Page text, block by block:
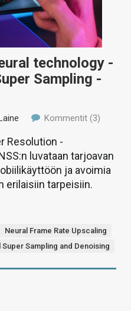
technology -
Sampling -
Kommentit (3)
Resolution -
luvataan tarjoavan
ja avoimia
erilaisiin tarpeisiin.
Neural Frame Rate Upscaling
Super Sampling and Denoising